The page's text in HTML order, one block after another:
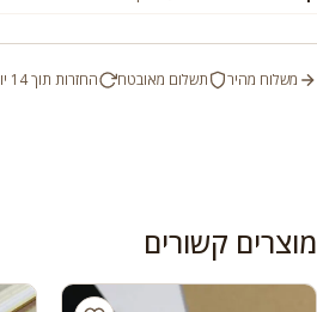
משלוח מהיר תשלום מאובטח החזרות תוך 14 יום
מוצרים קשורים